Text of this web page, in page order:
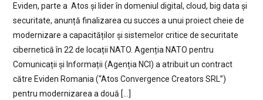
Eviden, parte a Atos și lider în domeniul digital, cloud, big data și
securitate, anunță finalizarea cu succes a unui proiect cheie de
modernizare a capacităților și sistemelor critice de securitate
cibernetică în 22 de locații NATO. Agenția NATO pentru
Comunicații și Informații (Agenția NCI) a atribuit un contract
către Eviden Romania (“Atos Convergence Creators SRL”)
pentru modernizarea a două […]